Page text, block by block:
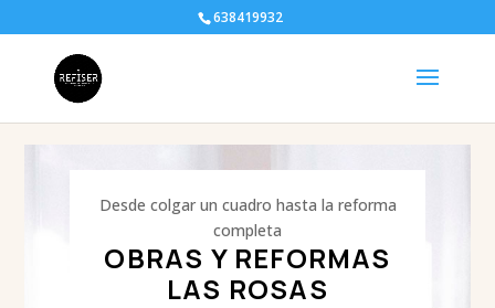
638419932
Desde colgar un cuadro hasta la reforma
completa
OBRAS Y REFORMAS
LAS ROSAS